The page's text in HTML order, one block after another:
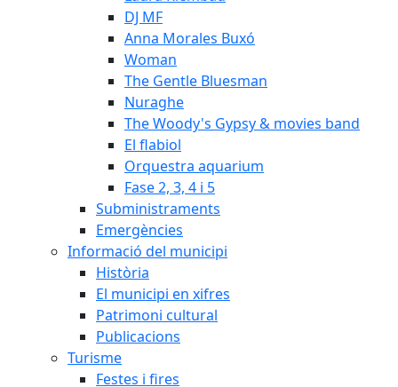
DJ MF
Anna Morales Buxó
Woman
The Gentle Bluesman
Nuraghe
The Woody's Gypsy & movies band
El flabiol
Orquestra aquarium
Fase 2, 3, 4 i 5
Subministraments
Emergències
Informació del municipi
Història
El municipi en xifres
Patrimoni cultural
Publicacions
Turisme
Festes i fires